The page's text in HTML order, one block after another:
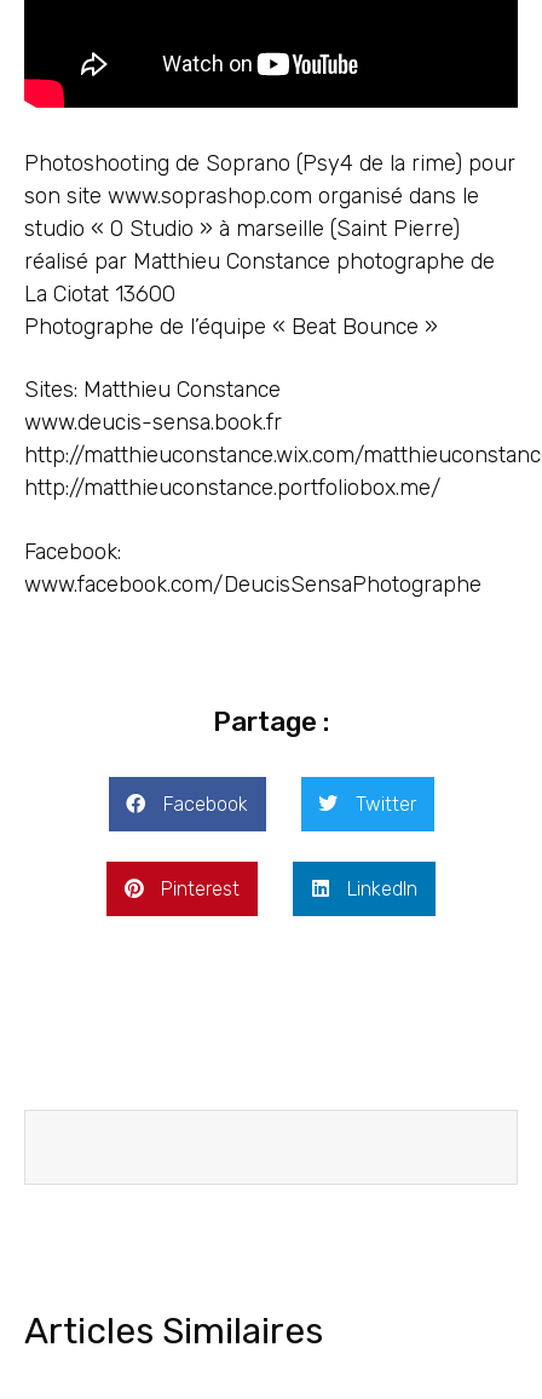
Photoshooting de Soprano (Psy4 de la rime) pour
son site www.soprashop.com organisé dans le
studio « O Studio » à marseille (Saint Pierre)
réalisé par Matthieu Constance photographe de
La Ciotat 13600
Photographe de l’équipe « Beat Bounce »
Sites: Matthieu Constance
www.deucis-sensa.book.fr
http://matthieuconstance.wix.com/
http://matthieuconstance.portfoliobox.me/
Facebook:
www.facebook.com/DeucisSensaPhotographe
Partage :
Facebook Twitter
Pinterest LinkedIn
Articles Similaires